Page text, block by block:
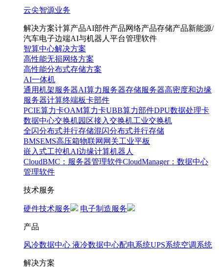
云尖智源业务
解决方案计算产品AI部件产品网络产品存储产品新能源/
汽车电子边端AI与机器人 平台管理软件
智算中心解决方案
高性能无损网络方案
高性能分布式存储方案
AI一体机
通用机架服务器AI算力服务器存储服务器高密度和边缘
服务器计算终端板卡部件
PCIE算力卡OAM算力卡UBB算力部件DPU数据处理卡
数据中心交换机园区接入交换机工业交换机
全闪分布式并行存储混闪分布式并行存储
BMSEMS高压箱物联网网关工业平板
嵌入式工控机AI边缘计算机器人
CloudBMC：服务器管理软件CloudManager：数据中心
管理软件
技术服务
硬件技术服务 电子制造服务
产品
风冷数据中心 液冷数据中心配电系统UPS系统空调系统
解决方案